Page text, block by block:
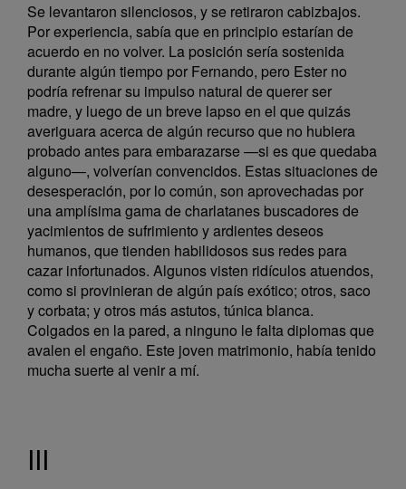
Se levantaron silenciosos, y se retiraron cabizbajos.
Por experiencia, sabía que en principio estarían de
acuerdo en no volver. La posición sería sostenida
durante algún tiempo por Fernando, pero Ester no
podría refrenar su impulso natural de querer ser
madre, y luego de un breve lapso en el que quizás
averiguara acerca de algún recurso que no hubiera
probado antes para embarazarse —si es que quedaba
alguno—, volverían convencidos. Estas situaciones de
desesperación, por lo común, son aprovechadas por
una amplísima gama de charlatanes buscadores de
yacimientos de sufrimiento y ardientes deseos
humanos, que tienden habilidosos sus redes para
cazar infortunados. Algunos visten ridículos atuendos,
como si provinieran de algún país exótico; otros, saco
y corbata; y otros más astutos, túnica blanca.
Colgados en la pared, a ninguno le falta diplomas que
avalen el engaño. Este joven matrimonio, había tenido
mucha suerte al venir a mí.
III